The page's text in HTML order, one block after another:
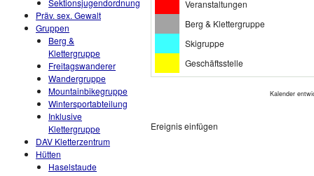
Sektionsjugendordnung
Präv. sex. Gewalt
Gruppen
Berg &
Klettergruppe
Freitagswanderer
Wandergruppe
Mountainbikegruppe
Wintersportabteilung
Inklusive
Klettergruppe
DAV Kletterzentrum
Hütten
Haselstaude
Veranstaltungen
Berg & Klettergruppe
Skigruppe
Geschäftsstelle
Kalender
Ereignis einfügen